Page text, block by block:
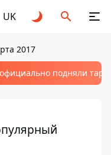
UK
2017
подняли